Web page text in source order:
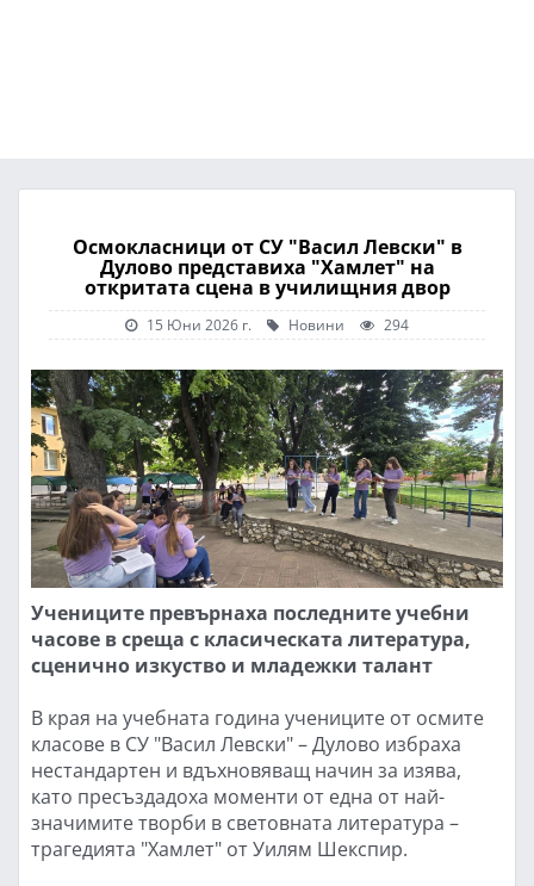
Осмокласници от СУ "Васил Левски" в
Дулово представиха "Хамлет" на
откритата сцена в училищния двор
15 Юни 2026 г. Новини 294
Учениците превърнаха последните учебни
часове в среща с класическата литература,
сценично изкуство и младежки талант
В края на учебната година учениците от осмите
класове в СУ "Васил Левски" – Дулово избраха
нестандартен и вдъхновяващ начин за изява,
като пресъздадоха моменти от една от най-
значимите творби в световната литература –
трагедията "Хамлет" от Уилям Шекспир.